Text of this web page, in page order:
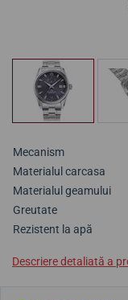
Mecanism
Materialul carcasa
Materialul geamului
Greutate
Rezistent la apă
Descriere detaliată a